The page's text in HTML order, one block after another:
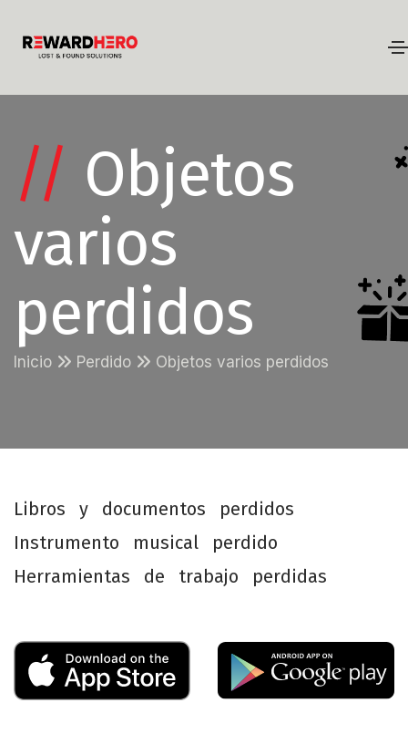
// Objetos
varios
perdidos
Inicio Perdido Objetos varios perdidos
Libros y documentos perdidos
Instrumento musical perdido
Herramientas de trabajo perdidas